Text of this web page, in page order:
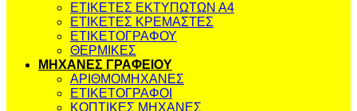
ΕΤΙΚΕΤΕΣ ΕΚΤΥΠΩΤΩΝ Α4
ΕΤΙΚΕΤΕΣ ΚΡΕΜΑΣΤΕΣ
ΕΤΙΚΕΤΟΓΡΑΦΟΥ
ΘΕΡΜΙΚΕΣ
ΜΗΧΑΝΕΣ ΓΡΑΦΕΙΟΥ
ΑΡΙΘΜΟΜΗΧΑΝΕΣ
ΕΤΙΚΕΤΟΓΡΑΦΟΙ
ΚΟΠΤΙΚΕΣ ΜΗΧΑΝΕΣ